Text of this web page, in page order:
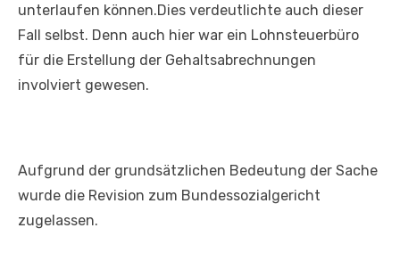
unterlaufen können.Dies verdeutlichte auch dieser
Fall selbst. Denn auch hier war ein Lohnsteuerbüro
für die Erstellung der Gehaltsabrechnungen
involviert gewesen.
Aufgrund der grundsätzlichen Bedeutung der Sache
wurde die Revision zum Bundessozialgericht
zugelassen.